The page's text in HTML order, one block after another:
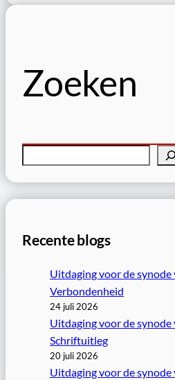
Zoeken
o
n
Recente blogs
Uitdaging voor de synode
Verbondenheid
24 juli 2026
Uitdaging voor de synode
Schriftuitleg
20 juli 2026
Uitdaging voor de synode